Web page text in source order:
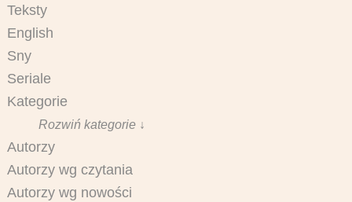
Teksty
English
Sny
Seriale
Kategorie
Rozwiń kategorie ↓
Autorzy
Autorzy wg czytania
Autorzy wg nowości